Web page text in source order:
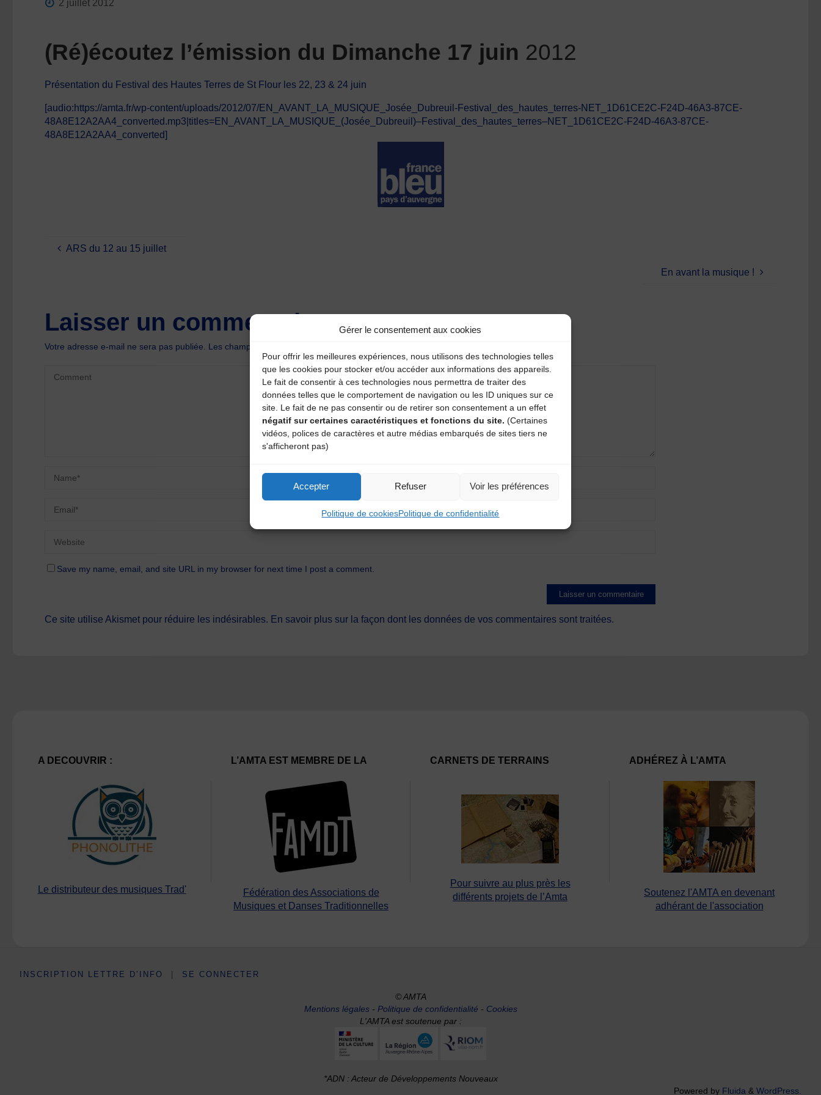
Gérer le consentement aux cookies
Pour offrir les meilleures expériences, nous utilisons des technologies telles
que les cookies pour stocker et/ou accéder aux informations des appareils.
Le fait de consentir à ces technologies nous permettra de traiter des
données telles que le comportement de navigation ou les ID uniques sur ce
site. Le fait de ne pas consentir ou de retirer son consentement a un effet
négatif sur certaines caractéristiques et fonctions du site. (Certaines
vidéos, polices de caractères et autre médias embarqués de sites tiers ne
s'afficheront pas)
Accepter Refuser Voir les préférences
Politique de cookiesPolitique de confidentialité
2 juillet 2012
(Ré)écoutez l’émission du Dimanche 17 juin 2012
Présentation du Festival des Hautes Terres de St Flour les 22, 23 & 24 juin
[audio:https://amta.fr/wp-content/uploads/2012/07/EN_AVANT_LA_MUSIQUE_Josée_Dubreuil-Festival_des_hautes_terres-NET_1D61CE2C-F24D-46A3-87CE-
48A8E12A2AA4_converted.mp3|titles=EN_AVANT_LA_MUSIQUE_(Josée_Dubreuil)–Festival_des_hautes_terres–NET_1D61CE2C-F24D-46A3-87CE-
48A8E12A2AA4_converted]
ARS du 12 au 15 juillet
En avant la musique !
Laisser un commentaire
Votre adresse e-mail ne sera pas publiée. Les champs obligatoires sont indiqués avec
Save my name, email, and site URL in my browser for next time I post a comment.
Ce site utilise Akismet pour réduire les indésirables. En savoir plus sur la façon dont les données de vos commentaires sont traitées.
A DECOUVRIR :
Le distributeur des musiques Trad'
L’AMTA EST MEMBRE DE LA
Fédération des Associations de
Musiques et Danses Traditionnelles
CARNETS DE TERRAINS
Pour suivre au plus près les
différents projets de l’Amta
ADHÉREZ À L’AMTA
Soutenez l'AMTA en devenant
adhérant de l'association
INSCRIPTION LETTRE D’INFO SE CONNECTER
© AMTA
Mentions légales- Politique de confidentialité - Cookies
L'AMTA est soutenue par :
*ADN : Acteur de Développements Nouveaux
Powered by Fluida & WordPress.